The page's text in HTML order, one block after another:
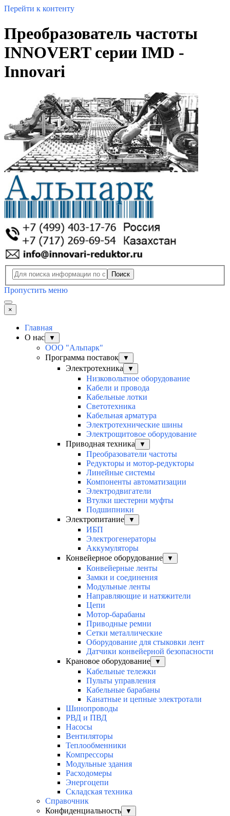
Перейти к контенту
Преобразователь частоты
INNOVERT серии IMD -
Innovari
Поиск
Пропустить меню
×
Главная
О нас
▼
ООО "Альпарк"
Программа поставок
▼
Электротехника ▼
Низковольтное оборудование
Кабели и провода
Кабельные лотки
Светотехника
Кабельная арматура
Электротехнические шины
Электрощитовое оборудование
Приводная техника
▼
Преобразователи частоты
Редукторы и мотор-редукторы
Линейные системы
Компоненты автоматизации
Электродвигатели
Втулки шестерни муфты
Подшипники
Электропитание
▼
ИБП
Электрогенераторы
Аккумуляторы
Конвейерное оборудование
▼
Конвейерные ленты
Замки и соединения
Модульные ленты
Направляющие и натяжители
Цепи
Мотор-барабаны
Приводные ремни
Сетки металлические
Оборудование для стыковки лент
Датчики конвейерной безопасности
Крановое оборудование
▼
Кабельные тележки
Пульты управления
Кабельные барабаны
Канатные и цепные электротали
Шинопроводы
РВД и ПВД
Насосы
Вентиляторы
Теплообменники
Компрессоры
Модульные здания
Расходомеры
Энергоцепи
Складская техника
Справочник
Конфиденциальность
▼